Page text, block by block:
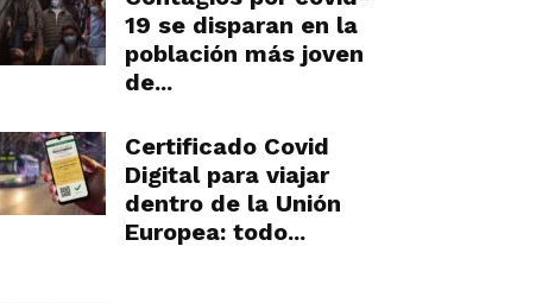
19 se disparan en la
población más joven
de...
Certificado Covid
Digital para viajar
dentro de la Unión
Europea: todo...